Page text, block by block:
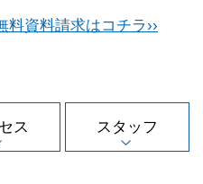
資料請求はコチラ››
ス スタッフ